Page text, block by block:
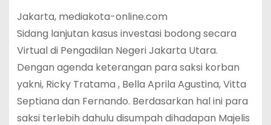
Jakarta, mediakota-online.com
Sidang lanjutan kasus investasi bodong secara
Virtual di Pengadilan Negeri Jakarta Utara.
Dengan agenda keterangan para saksi korban
yakni, Ricky Tratama , Bella Aprila Agustina, Vitta
Septiana dan Fernando. Berdasarkan hal ini para
saksi terlebih dahulu disumpah dihadapan Majelis